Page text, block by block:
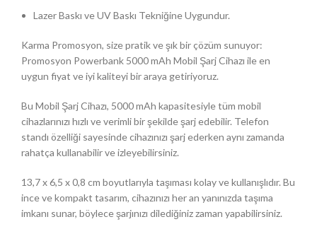
Lazer Baskı ve UV Baskı Tekniğine Uygundur.
Karma Promosyon, size pratik ve şık bir çözüm sunuyor:
Promosyon Powerbank 5000 mAh Mobil Şarj Cihazı ile en
uygun fiyat ve iyi kaliteyi bir araya getiriyoruz.
Bu Mobil Şarj Cihazı, 5000 mAh kapasitesiyle tüm mobil
cihazlarınızı hızlı ve verimli bir şekilde şarj edebilir. Telefon
standı özelliği sayesinde cihazınızı şarj ederken aynı zamanda
rahatça kullanabilir ve izleyebilirsiniz.
13,7 x 6,5 x 0,8 cm boyutlarıyla taşıması kolay ve kullanışlıdır. Bu
ince ve kompakt tasarım, cihazınızı her an yanınızda taşıma
imkanı sunar, böylece şarjınızı dilediğiniz zaman yapabilirsiniz.